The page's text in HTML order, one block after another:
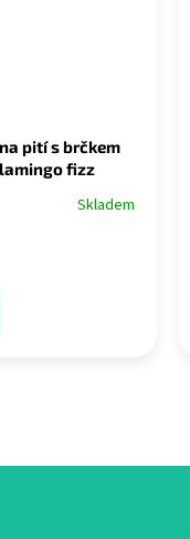
pití s brčkem
fizz
Skladem